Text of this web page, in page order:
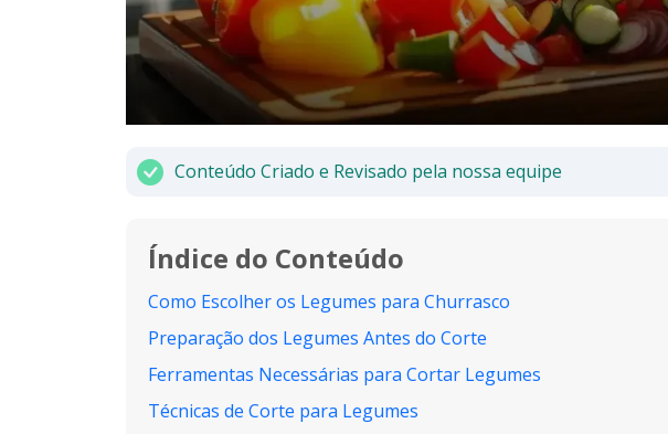
Conteúdo Criado e Revisado pela nossa equipe
Índice do Conteúdo
Como Escolher os Legumes para Churrasco
Preparação dos Legumes Antes do Corte
Ferramentas Necessárias para Cortar Legumes
Técnicas de Corte para Legumes